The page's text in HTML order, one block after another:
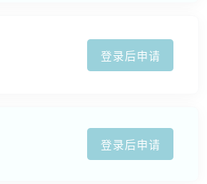
登录后申请
登录后申请